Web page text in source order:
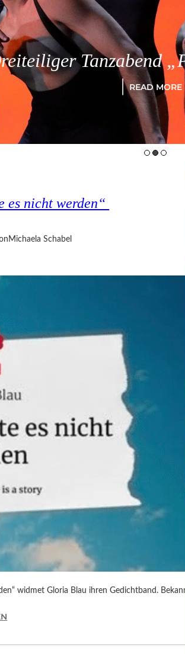
Tanzabend
READ MORE
es nicht werden“
Michaela Schabel
widmet Gloria Blau ihren Gedichtband.
L